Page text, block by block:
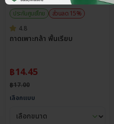
ประกันศูนย์ไทย
ส่วนลด 15%
4.8
ถาดเพาะกล้า พื้นเรียบ
฿14.45
฿17.00
เลือกแบบ